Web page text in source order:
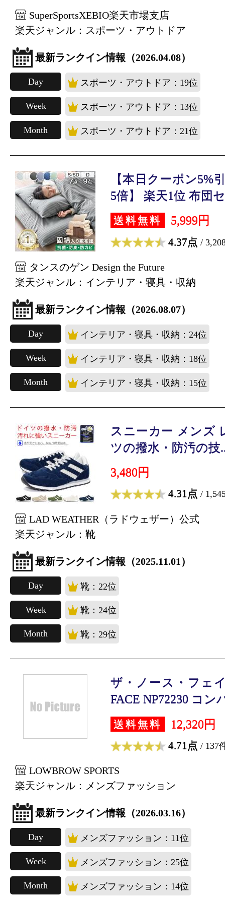
SuperSportsXEBIO楽天市場支店
楽天ジャンル：スポーツ・アウトドア
最新ランクイン情報（2026.04.08）
Day スポーツ・アウトドア：19位
Week スポーツ・アウトドア：13位
Month スポーツ・アウトドア：21位
【本日クーポン5%
5倍】 楽天1位 布団
送料無料 5,999円
4.37点 /
タンスのゲン Design the Future
楽天ジャンル：インテリア・寝具・収納
最新ランクイン情報（2026.08.07）
Day インテリア・寝具・収納：24位
Week インテリア・寝具・収納：18位
Month インテリア・寝具・収納：15位
スニーカー メンズ
ツの撥水・防汚の技
3,480円
4.31点 /
LAD WEATHER（ラドウェザー）公式
楽天ジャンル：靴
最新ランクイン情報（2025.11.01）
Day 靴：22位
Week 靴：24位
Month 靴：29位
ザ・ノース・フェ
FACE NP72230 コン
送料無料 12,320円
4.71点 / 137
LOWBROW SPORTS
楽天ジャンル：メンズファッション
最新ランクイン情報（2026.03.16）
Day メンズファッション：11位
Week メンズファッション：25位
Month メンズファッション：14位